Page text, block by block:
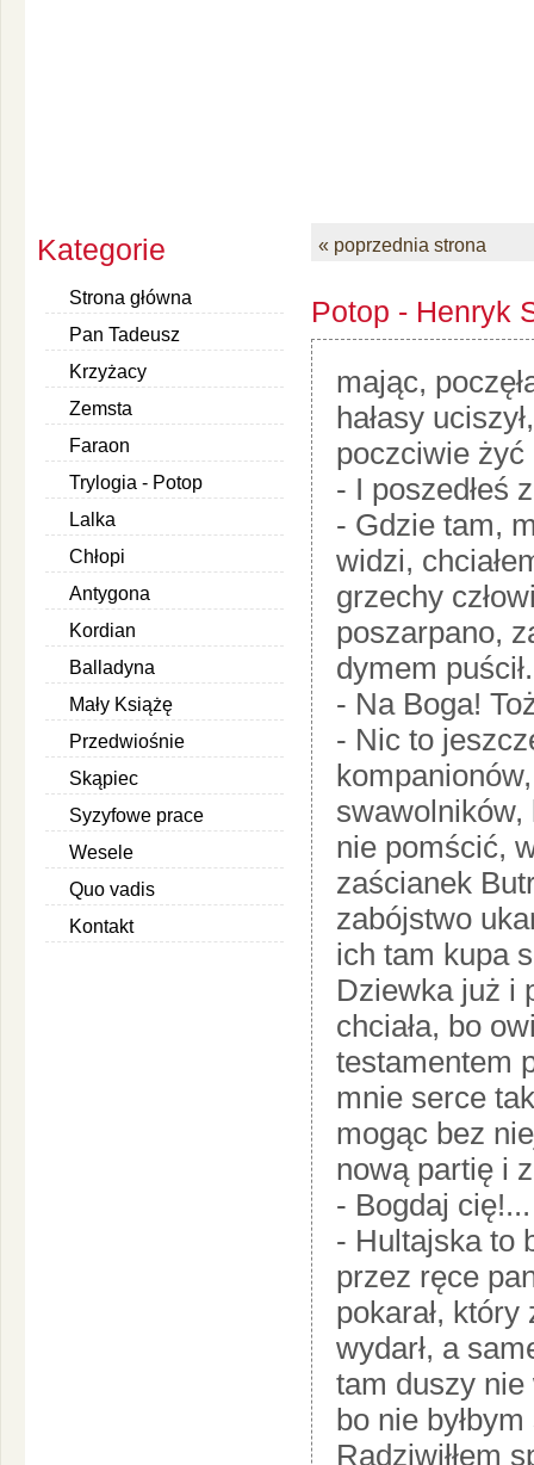
Kategorie
Strona główna
Pan Tadeusz
Krzyżacy
Zemsta
Faraon
Trylogia - Potop
Lalka
Chłopi
Antygona
Kordian
Balladyna
Mały Książę
Przedwiośnie
Skąpiec
Syzyfowe prace
Wesele
Quo vadis
Kontakt
« poprzednia strona
Potop - Henryk
mając,
hałasy
poczciwie żyć
- I poszedłeś
- Gdzie tam,
widzi,
grzechy
poszarpano,
dymem
- Na Boga!
- Nic to
swawolników,
nie pomścić,
zaścianek
zabójstwo
ich tam kupa
Dziewka już i
chciała, bo
testamentem
mnie serce
mogąc bez
nową partię i
- Bogdaj
- Hultajska to
przez ręce
pokarał,
wydarł, a
tam duszy nie
bo nie
Radziwiłłem